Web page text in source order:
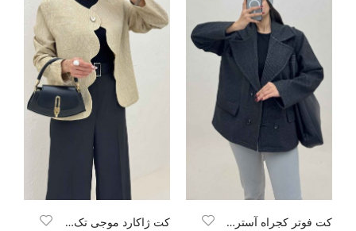
کت فوتر کجراه آستردار 4 دکمه کت ژاکارد موجی تک دکمه طرح برگ انجیری